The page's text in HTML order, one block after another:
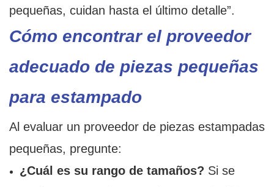
pequeñas, cuidan hasta el último detalle”.
Cómo encontrar el proveedor
adecuado de piezas pequeñas
para estampado
Al evaluar un proveedor de piezas estampadas
pequeñas, pregunte:
¿Cuál es su rango de tamaños? Si se